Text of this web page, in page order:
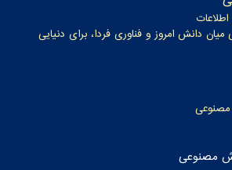
دانش امروز و فناوری فردا، برای دنیایی
مصنوعی
مصنوعی